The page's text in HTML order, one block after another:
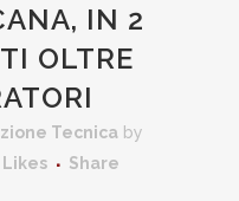
IN 2
OLTRE
Tecnica by
Likes Share